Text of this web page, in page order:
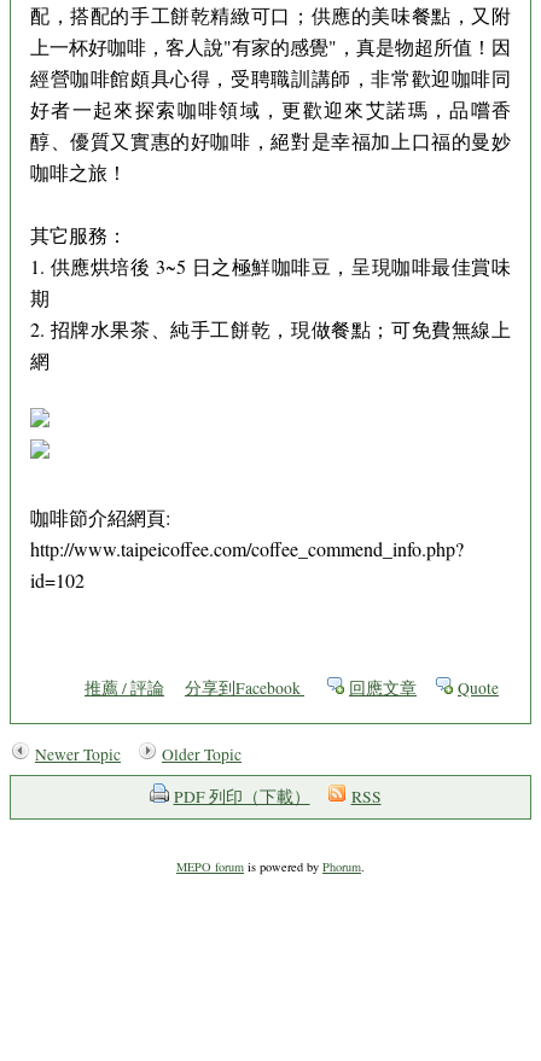
配，搭配的手工餅乾精緻可口；供應的美味餐點，又附
上一杯好咖啡，客人說"有家的感覺"，真是物超所值！因
經營咖啡館頗具心得，受聘職訓講師，非常歡迎咖啡同
好者一起來探索咖啡領域，更歡迎來艾諾瑪，品嚐香
醇、優質又實惠的好咖啡，絕對是幸福加上口福的曼妙
咖啡之旅！
其它服務：
1. 供應烘培後 3~5 日之極鮮咖啡豆，呈現咖啡最佳賞味
期
2. 招牌水果茶、純手工餅乾，現做餐點；可免費無線上
網
咖啡節介紹網頁:
http://www.taipeicoffee.com/coffee_commend_info.php?
id=102
推薦 / 評論 分享到Facebook 回應文章 Quote
Newer Topic
Older Topic
PDF 列印（下載）
RSS
MEPO forum is powered by Phorum.